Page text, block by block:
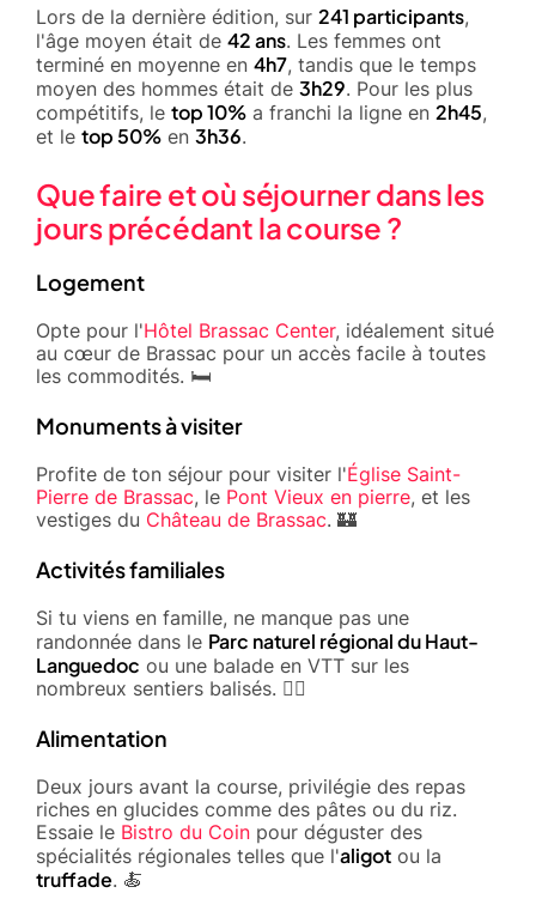
Lors de la dernière édition, sur 241 participants,
l'âge moyen était de 42 ans. Les femmes ont
terminé en moyenne en 4h7, tandis que le temps
moyen des hommes était de 3h29. Pour les plus
compétitifs, le top 10% a franchi la ligne en 2h45,
et le top 50% en 3h36.
Que faire et où séjourner dans les
jours précédant la course ?
Logement
Opte pour l'Hôtel Brassac Center, idéalement situé
au cœur de Brassac pour un accès facile à toutes
les commodités. 🛏️
Monuments à visiter
Profite de ton séjour pour visiter l'Église Saint-
Pierre de Brassac, le Pont Vieux en pierre, et les
vestiges du Château de Brassac. 🏰
Activités familiales
Si tu viens en famille, ne manque pas une
randonnée dans le Parc naturel régional du Haut-
Languedoc ou une balade en VTT sur les
nombreux sentiers balisés. 🚴‍♀️
Alimentation
Deux jours avant la course, privilégie des repas
riches en glucides comme des pâtes ou du riz.
Essaie le Bistro du Coin pour déguster des
spécialités régionales telles que l'aligot ou la
truffade. 🍝